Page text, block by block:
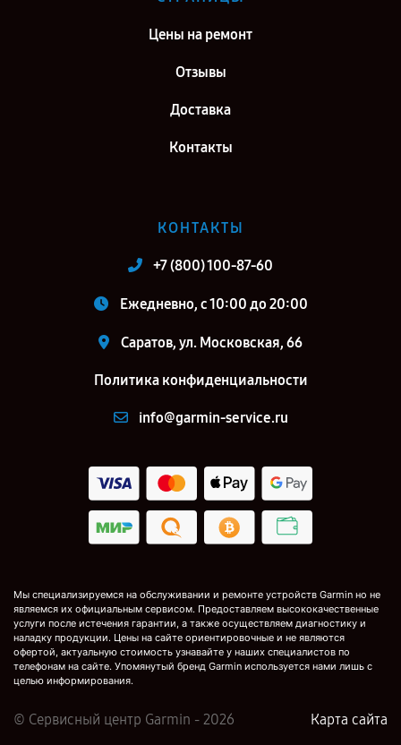
Цены на ремонт
Отзывы
Доставка
Контакты
КОНТАКТЫ
+7 (800) 100-87-60
Ежедневно, с 10:00 до 20:00
Саратов, ул. Московская, 66
Политика конфиденциальности
info@garmin-service.ru
Мы специализируемся на обслуживании и ремонте устройств Garmin но не
являемся их официальным сервисом. Предоставляем высококачественные
услуги после истечения гарантии, а также осуществляем диагностику и
наладку продукции. Цены на сайте ориентировочные и не являются
офертой, актуальную стоимость узнавайте у наших специалистов по
телефонам на сайте. Упомянутый бренд Garmin используется нами лишь с
целью информирования.
© Сервисный центр Garmin - 2026 Карта сайта